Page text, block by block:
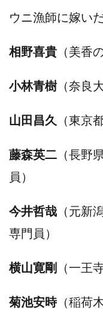
ウニ漁師に嫁い
相野喜貴 （美香
小林青樹（奈良
山田昌久 （東京
藤森英二 （長野
員）
今井哲哉 （元新
専門員）
横山寛剛 （一王
菊池安時（稲荷